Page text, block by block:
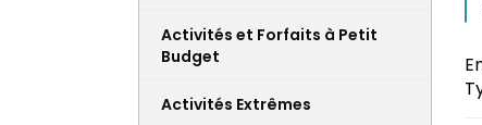
Activités et Forfaits à Petit
Budget
Activités Extrêmes